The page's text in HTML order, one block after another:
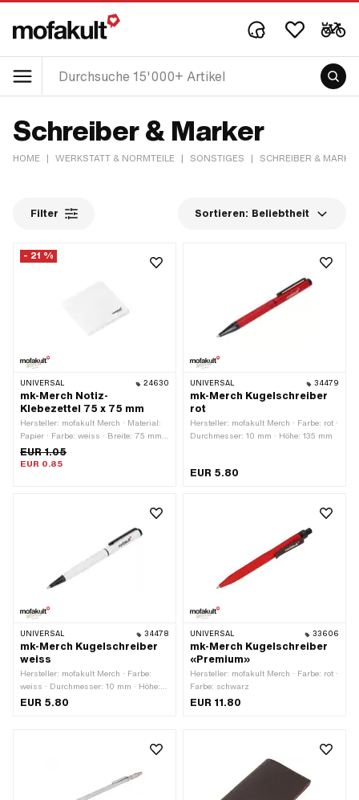
Schreiber & Marker
HOME | WERKSTATT & NORMTEILE | SONSTIGES | SCHREIBER &
Filter Sortieren: Beliebtheit
- 21 %
UNIVERSAL 24630
mk-Merch Notiz-
Klebezettel 75 x 75 mm
Hersteller: mofakult Merch · Material:
Papier · Farbe: weiss · Breite: 75 mm ·
Höhe: 75 mm · Anzahl Seiten: 50 Stk.
EUR 1.05
EUR 0.85
UNIVERSAL 34479
mk-Merch Kugelschreiber
rot
Hersteller: mofakult Merch · Farbe: rot ·
Durchmesser: 10 mm · Höhe: 135 mm
EUR 5.80
UNIVERSAL 34478
mk-Merch Kugelschreiber
weiss
Hersteller: mofakult Merch · Farbe:
weiss · Durchmesser: 10 mm · Höhe:
135 mm
EUR 5.80
UNIVERSAL 33606
mk-Merch Kugelschreiber
«Premium»
Hersteller: mofakult Merch · Farbe: rot ·
Farbe: schwarz
EUR 11.80